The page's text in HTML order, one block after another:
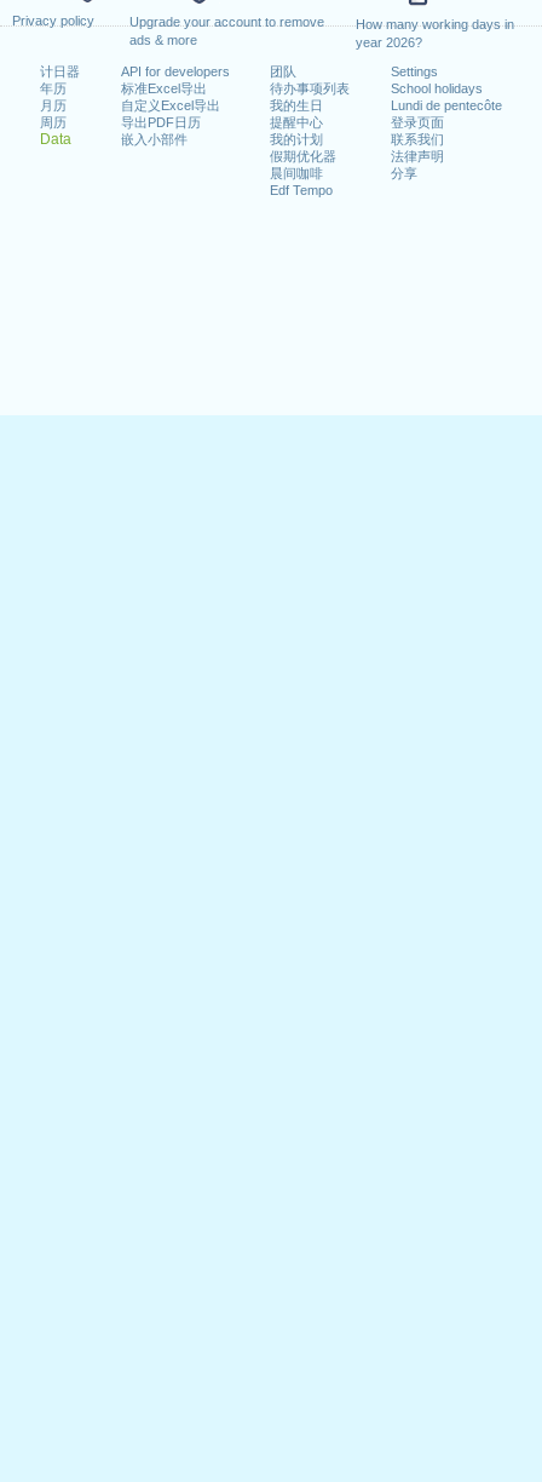
Privacy policy
Upgrade your account to remove
ads & more
How many working days in
year 2026?
计日器
年历
月历
周历
Data
API for developers
标准Excel导出
自定义Excel导出
导出PDF日历
嵌入小部件
团队
待办事项列表
我的生日
提醒中心
我的计划
假期优化器
晨间咖啡
Edf Tempo
Settings
School holidays
Lundi de pentecôte
登录页面
联系我们
法律声明
分享